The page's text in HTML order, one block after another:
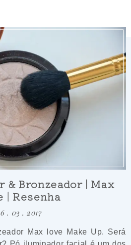
& Bronzeador | Max
| Resenha
. 03 . 2017
Max love Make Up. Será